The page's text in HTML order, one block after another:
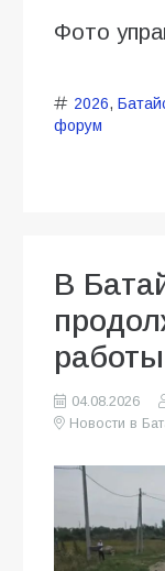
Фото
2026,
форум
В
работы
04.08.2026
Новости в